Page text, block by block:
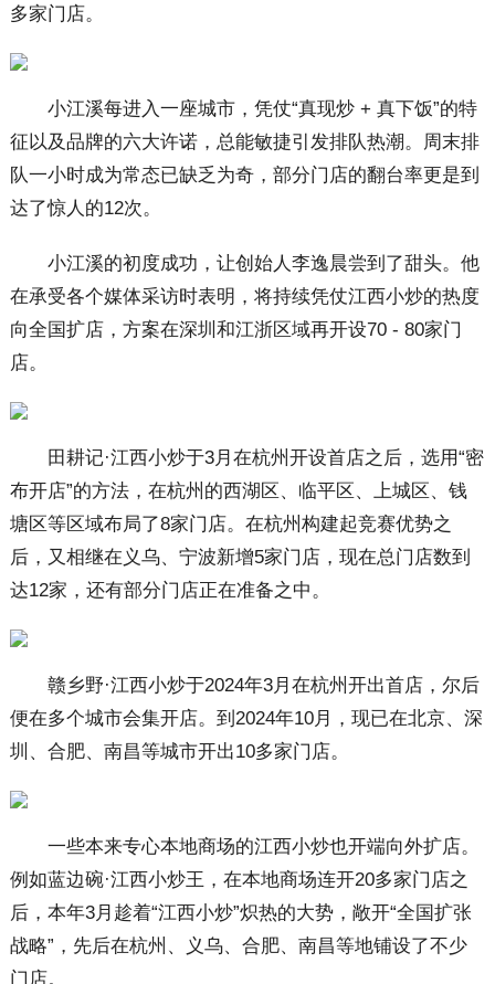
多家门店。
小江溪每进入一座城市，凭仗“真现炒 + 真下饭”的特
征以及品牌的六大许诺，总能敏捷引发排队热潮。周末排
队一小时成为常态已缺乏为奇，部分门店的翻台率更是到
达了惊人的12次。
小江溪的初度成功，让创始人李逸晨尝到了甜头。他
在承受各个媒体采访时表明，将持续凭仗江西小炒的热度
向全国扩店，方案在深圳和江浙区域再开设70 - 80家门
店。
田耕记·江西小炒于3月在杭州开设首店之后，选用“密
布开店”的方法，在杭州的西湖区、临平区、上城区、钱
塘区等区域布局了8家门店。在杭州构建起竞赛优势之
后，又相继在义乌、宁波新增5家门店，现在总门店数到
达12家，还有部分门店正在准备之中。
赣乡野·江西小炒于2024年3月在杭州开出首店，尔后
便在多个城市会集开店。到2024年10月，现已在北京、深
圳、合肥、南昌等城市开出10多家门店。
一些本来专心本地商场的江西小炒也开端向外扩店。
例如蓝边碗·江西小炒王，在本地商场连开20多家门店之
后，本年3月趁着“江西小炒”炽热的大势，敞开“全国扩张
战略”，先后在杭州、义乌、合肥、南昌等地铺设了不少
门店。